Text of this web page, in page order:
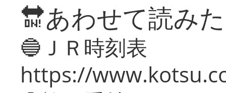
🔛あわせて読み
🔵ＪＲ時刻表
https://